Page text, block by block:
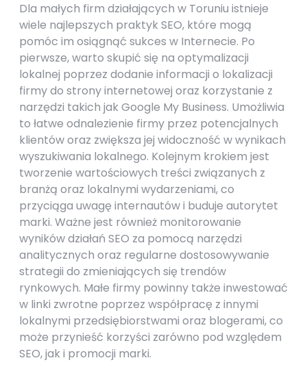
Dla małych firm działających w Toruniu istnieje
wiele najlepszych praktyk SEO, które mogą
pomóc im osiągnąć sukces w Internecie. Po
pierwsze, warto skupić się na optymalizacji
lokalnej poprzez dodanie informacji o lokalizacji
firmy do strony internetowej oraz korzystanie z
narzędzi takich jak Google My Business. Umożliwia
to łatwe odnalezienie firmy przez potencjalnych
klientów oraz zwiększa jej widoczność w wynikach
wyszukiwania lokalnego. Kolejnym krokiem jest
tworzenie wartościowych treści związanych z
branżą oraz lokalnymi wydarzeniami, co
przyciąga uwagę internautów i buduje autorytet
marki. Ważne jest również monitorowanie
wyników działań SEO za pomocą narzędzi
analitycznych oraz regularne dostosowywanie
strategii do zmieniających się trendów
rynkowych. Małe firmy powinny także inwestować
w linki zwrotne poprzez współpracę z innymi
lokalnymi przedsiębiorstwami oraz blogerami, co
może przynieść korzyści zarówno pod względem
SEO, jak i promocji marki.